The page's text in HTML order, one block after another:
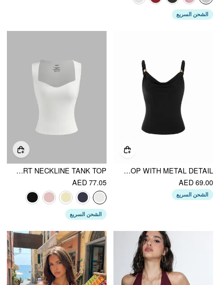
الشحن السريع
VISCOSE COWL NECK TWIST KNOTTED CAMI TOP WITH METAL DETAIL
AED 69.00
الشحن السريع
CIDERCONTOUR DOUBLE LAYERED SWEETHEART NECKLINE TANK TOP
AED 77.05
الشحن السريع